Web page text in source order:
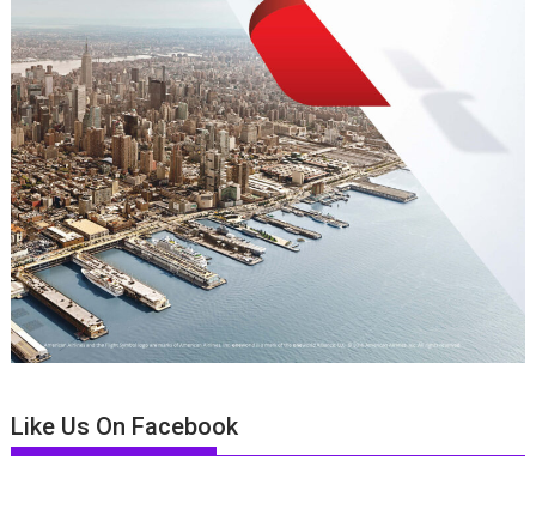
Like Us On Facebook